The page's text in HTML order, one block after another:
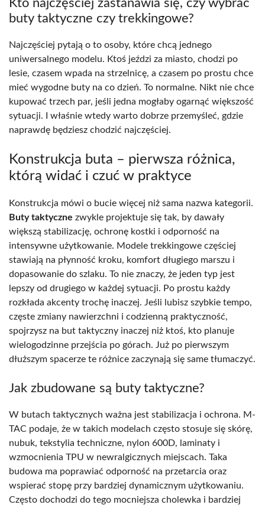
Kto najczęściej zastanawia się, czy wybrać
buty taktyczne czy trekkingowe?
Najczęściej pytają o to osoby, które chcą jednego
uniwersalnego modelu. Ktoś jeździ za miasto, chodzi po
lesie, czasem wpada na strzelnicę, a czasem po prostu chce
mieć wygodne buty na co dzień. To normalne. Nikt nie chce
kupować trzech par, jeśli jedna mogłaby ogarnąć większość
sytuacji. I właśnie wtedy warto dobrze przemyśleć, gdzie
naprawdę będziesz chodzić najczęściej.
Konstrukcja buta – pierwsza różnica,
którą widać i czuć w praktyce
Konstrukcja mówi o bucie więcej niż sama nazwa kategorii.
Buty taktyczne zwykle projektuje się tak, by dawały
większą stabilizację, ochronę kostki i odporność na
intensywne użytkowanie. Modele trekkingowe częściej
stawiają na płynność kroku, komfort długiego marszu i
dopasowanie do szlaku. To nie znaczy, że jeden typ jest
lepszy od drugiego w każdej sytuacji. Po prostu każdy
rozkłada akcenty trochę inaczej. Jeśli lubisz szybkie tempo,
częste zmiany nawierzchni i codzienną praktyczność,
spojrzysz na but taktyczny inaczej niż ktoś, kto planuje
wielogodzinne przejścia po górach. Już po pierwszym
dłuższym spacerze te różnice zaczynają się same tłumaczyć.
Jak zbudowane są buty taktyczne?
W butach taktycznych ważna jest stabilizacja i ochrona. M-
TAC podaje, że w takich modelach często stosuje się skórę,
nubuk, tekstylia techniczne, nylon 600D, laminaty i
wzmocnienia TPU w newralgicznych miejscach. Taka
budowa ma poprawiać odporność na przetarcia oraz
wspierać stopę przy bardziej dynamicznym użytkowaniu.
Często dochodzi do tego mocniejsza cholewka i bardziej